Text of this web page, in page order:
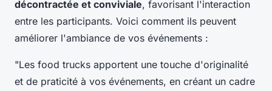
décontractée et conviviale, favorisant l'interaction
entre les participants. Voici comment ils peuvent
améliorer l'ambiance de vos événements :
"Les food trucks apportent une touche d'originalité
et de praticité à vos événements, en créant un cadre